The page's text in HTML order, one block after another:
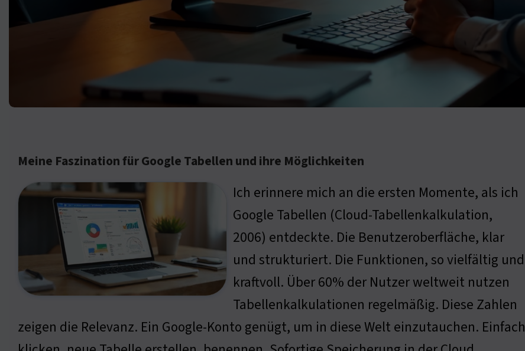
Meine Faszination für Google Tabellen und ihre Möglichkeiten
Ich erinnere mich an die ersten Momente, als ich
Google Tabellen (Cloud-Tabellenkalkulation,
2006) entdeckte. Die Benutzeroberfläche, klar
und strukturiert. Die Funktionen, so vielfältig und
kraftvoll. Über 60% der Nutzer weltweit nutzen
Tabellenkalkulationen regelmäßig. Diese Zahlen
zeigen die Relevanz. Ein Google-Konto genügt, um in diese Welt einzutauchen. Einfach